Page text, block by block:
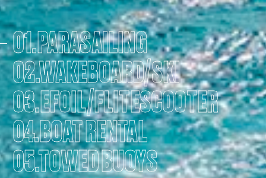
01.PARASAILING
02.WAKEBOARD/SKI
03.EFOIL/FLITESCOOTER
04.BOAT RENTAL
05.TOWED BUOYS